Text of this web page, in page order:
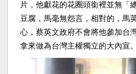
片，他獻花的花圈頭銜裡並無「
豆腐，馬毫無怨言，相對的，馬
心，蔡英文政府不會將他參加台
拿來做為台灣主權獨立的大內宣。